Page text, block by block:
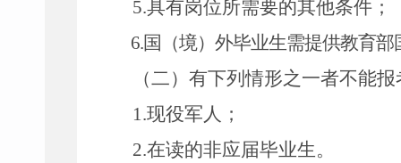
5.具有岗位所需要的其他条件；
6.国（境）外毕业生需提供教育
（二）有下列情形之一者不能报
1.现役军人；
2.在读的非应届毕业生。